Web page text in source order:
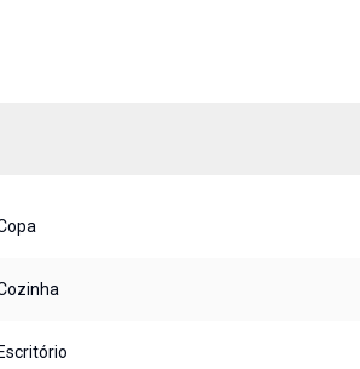
Escritório